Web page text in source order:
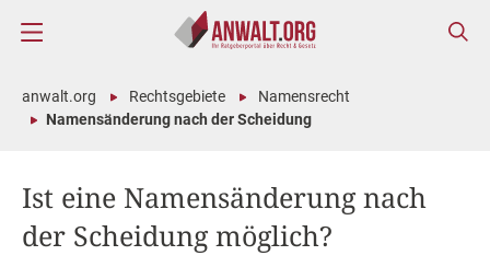
Ist eine Namensänderung nach
der Scheidung möglich?
anwalt.org Rechtsgebiete
Namensrecht
Namensänderung nach der Scheidung